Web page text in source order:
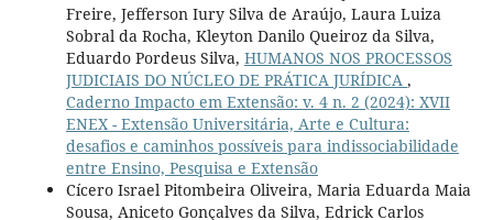
Freire, Jefferson Iury Silva de Araújo, Laura Luiza
Sobral da Rocha, Kleyton Danilo Queiroz da Silva,
Eduardo Pordeus Silva, HUMANOS NOS PROCESSOS
JUDICIAIS DO NÚCLEO DE PRÁTICA JURÍDICA ,
Caderno Impacto em Extensão: v. 4 n. 2 (2024): XVII
ENEX - Extensão Universitária, Arte e Cultura:
desafios e caminhos possíveis para indissociabilidade
entre Ensino, Pesquisa e Extensão
Cícero Israel Pitombeira Oliveira, Maria Eduarda Maia
Sousa, Aniceto Gonçalves da Silva, Edrick Carlos